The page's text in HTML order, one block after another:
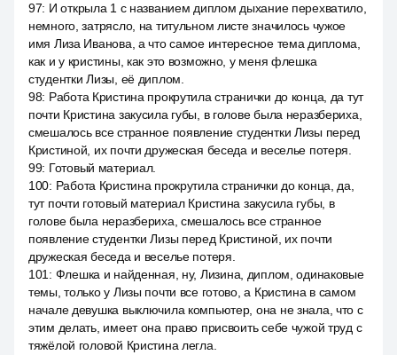
97: И открыла 1 с названием диплом дыхание перехватило,
немного, затрясло, на титульном листе значилось чужое
имя Лиза Иванова, а что самое интересное тема диплома,
как и у кристины, как это возможно, у меня флешка
студентки Лизы, её диплом.
98: Работа Кристина прокрутила странички до конца, да тут
почти Кристина закусила губы, в голове была неразбериха,
смешалось все странное появление студентки Лизы перед
Кристиной, их почти дружеская беседа и веселье потеря.
99: Готовый материал.
100: Работа Кристина прокрутила странички до конца, да,
тут почти готовый материал Кристина закусила губы, в
голове была неразбериха, смешалось все странное
появление студентки Лизы перед Кристиной, их почти
дружеская беседа и веселье потеря.
101 : Флешка и найденная, ну, Лизина, диплом, одинаковые
темы, только у Лизы почти все готово, а Кристина в самом
начале девушка выключила компьютер, она не знала, что с
этим делать, имеет она право присвоить себе чужой труд с
тяжёлой головой Кристина легла.